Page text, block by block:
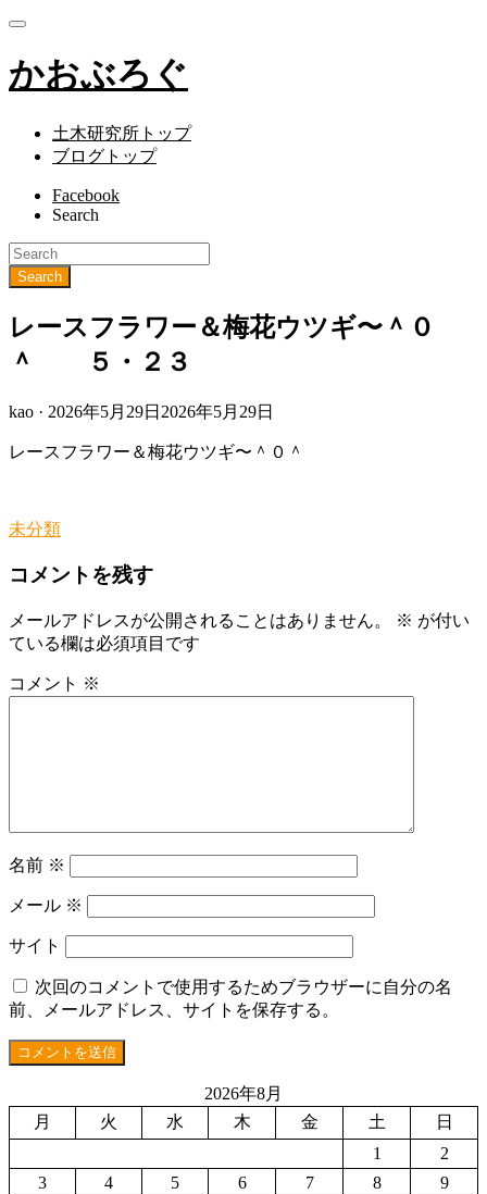
かおぶろぐ
土木研究所トップ
ブログトップ
Facebook
Search
レースフラワー＆梅花ウツギ〜＾０
＾ ５・２３
kao · Posted
2026年5月29日 2026年5月29日
レースフラワー＆梅花ウツギ〜＾０＾
未分類
コメントを残す
メールアドレスが公開されることはありません。 ※ が付い
ている欄は必須項目です
コメント ※
名前 ※
メール ※
サイト
次回のコメントで使用するためブラウザーに自分の名
前、メールアドレス、サイトを保存する。
2026年8月
月
火 水 木 金 土
日
1
2
3
4 5 6 7 8
9